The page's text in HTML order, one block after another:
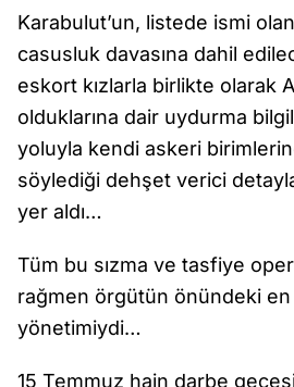
Karabulut’un, listede ismi
casusluk davasına dahil
eskort kızlarla birlikte olarak
olduklarına dair uydurma
yoluyla kendi askeri
söylediği dehşet verici
yer aldı…
Tüm bu sızma ve tasfiye
rağmen örgütün önündeki
yönetimiydi…
15 Temmuz hain darbe